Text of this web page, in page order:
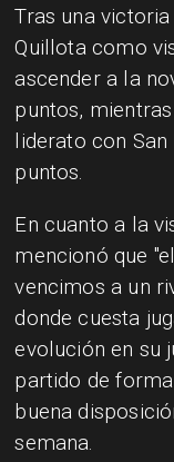
Tras una
Quillota como
ascender a la
puntos,
liderato con
puntos.
En cuanto a la
mencionó que
vencimos a un
donde cuesta
evolución en su
partido de
buena
semana.